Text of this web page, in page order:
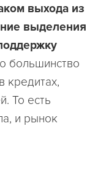
выхода из
выделения
большинство
кредитах,
То есть
и рынок